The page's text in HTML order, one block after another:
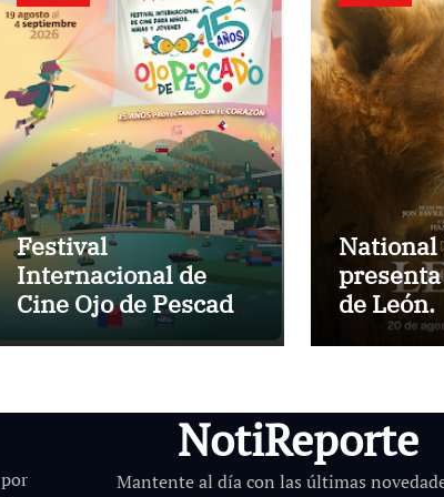
Festival
Internacional de
Cine Ojo de Pescado
presenta la
National
de León.
por
NotiReporte
Mantente al día con las últimas